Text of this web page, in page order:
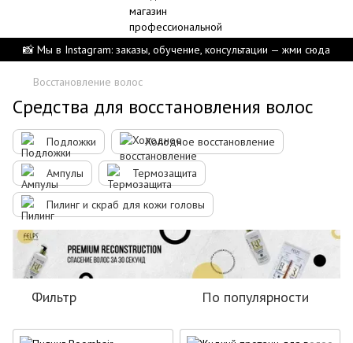
📸 Мы в Instagram: заказы, обучение, консультации — жми сюда
Восстановление волос
Средства для восстановления волос
Подложки Холодное восстановление
Ампулы Термозащита
Пилинг и скраб для кожи головы
Фильтр По популярности